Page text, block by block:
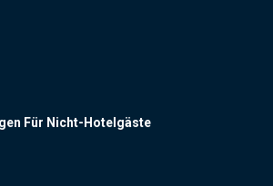
Für Nicht-Hotelgäste